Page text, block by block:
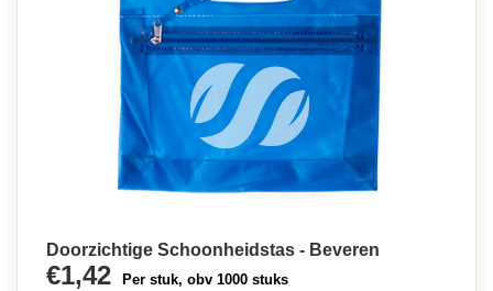
Doorzichtige Schoonheidstas - Beveren
€1,42 Per stuk, obv 1000 stuks